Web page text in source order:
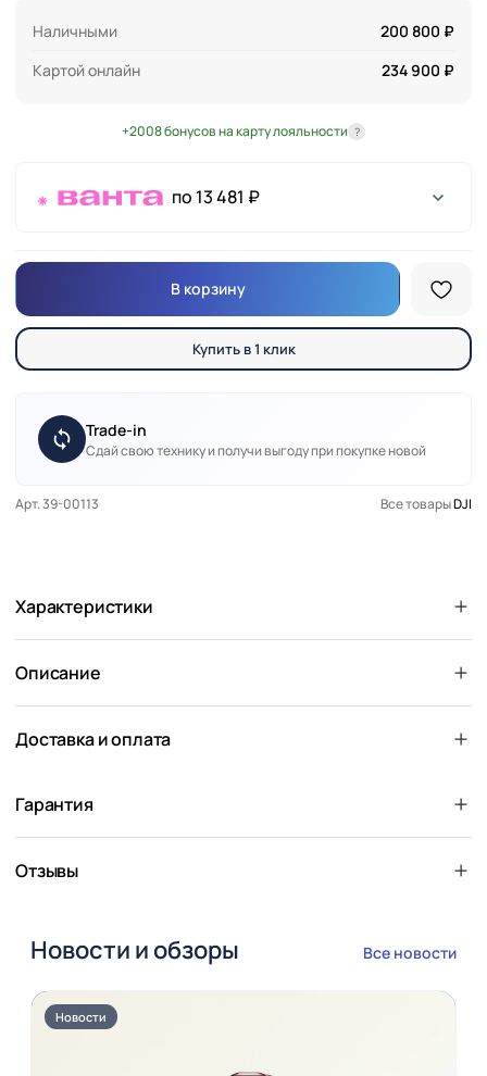
Наличными
200 800 ₽
Картой онлайн
234 900 ₽
+2008 бонусов на карту лояльности ?
по 13 481 ₽
В корзину
Купить в 1 клик
Trade-in
Сдай свою технику и получи выгоду при покупке новой
Арт. 39-00113 Все товарыDJI
Характеристики
Описание
Доставка и оплата
Гарантия
Отзывы
Новости и обзоры Все новости
Новости